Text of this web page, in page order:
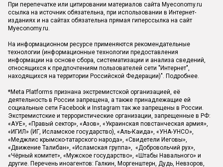
При перепечатке или цитировании материалов сайта Myeconomy.ru
ссылка на источник обязательна, при использовании в Интернет-
изданиях и на сайтах обязательна прямая гиперссылка на сайт
Myeconomy.ru.
На информационном ресурсе применяются рекомендательные
технологии (информационные технологии предоставления
информации на основе сбора, систематизации и анализа сведений,
относящихся к предпочтениям пользователей сети "Интернет",
находящихся на территории Российской Федерации)". Подробнее.
*Meta Platforms признана экстремистской организацией, её
деятельность в России запрещена, а также принадлежащие ей
социальные сети Facebook и Instagram так же запрещены в России.
Экстремистские и террористические организации, запрещенные в РФ:
«АУЕ», «Правый сектор», «Азов», «Украинская повстанческая армия»,
«ИГИЛ» (ИГ, Исламское государство), «Аль-Каида», «УНА-УНСО»,
«Меджлис крымско-татарского народа», «Свидетели Иеговы»,
«Движение Талибан», «Исламская группа», «Добровольчий рух»,
«Чёрный комитет», «Мужское государство», «Штабы Навального» и
другие. Перечень иноагентов: Галкин, Моргенштерн, Дудь, Невзоров,